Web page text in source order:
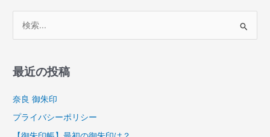
象
最近の投稿
奈良 御朱印
プライバシーポリシー